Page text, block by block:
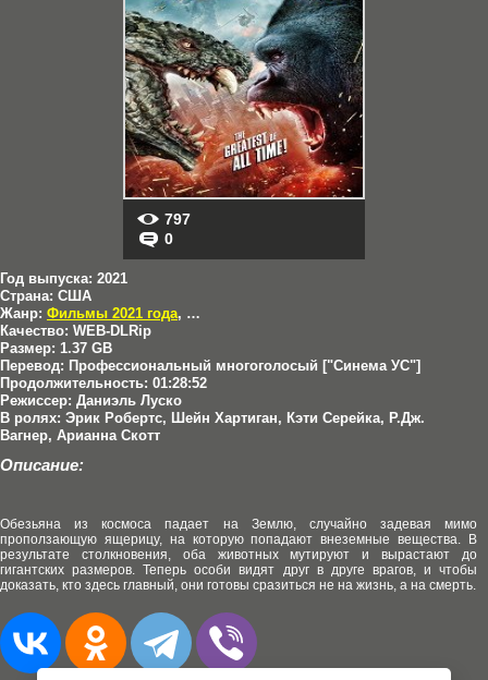
797
0
Год выпуска: 2021
Страна: США
Жанр: Фильмы 2021 года, Драмы
Качество: WEB-DLRip
Размер: 1.37 GB
Перевод: Профессиональный многоголосый ["Синема УС"]
Продолжительность: 01:28:52
Режиссер: Даниэль Луско
В ролях: Эрик Робертс, Шейн Хартиган, Кэти Серейка, Р.Дж.
Вагнер, Арианна Скотт
Описание:
Обезьяна из космоса падает на Землю, случайно задевая мимо
проползающую ящерицу, на которую попадают внеземные вещества. В
результате столкновения, оба животных мутируют и вырастают до
гигантских размеров. Теперь особи видят друг в друге врагов, и чтобы
доказать, кто здесь главный, они готовы сразиться не на жизнь, а на смерть.